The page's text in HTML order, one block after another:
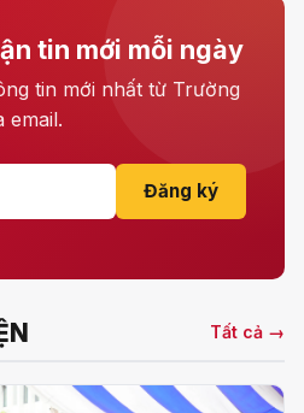
tin mới mỗi ngày
tin mới nhất từ Trường
email.
Đăng ký
Tất cả →